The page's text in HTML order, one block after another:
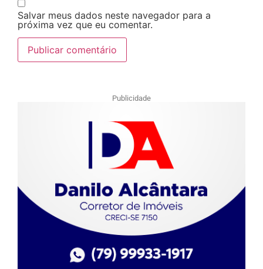
Salvar meus dados neste navegador para a
próxima vez que eu comentar.
Publicidade